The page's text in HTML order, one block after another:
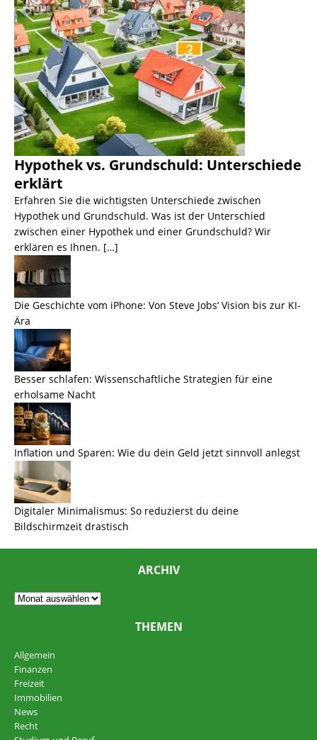
Hypothek vs. Grundschuld: Unterschiede
erklärt
Erfahren Sie die wichtigsten Unterschiede zwischen
Hypothek und Grundschuld. Was ist der Unterschied
zwischen einer Hypothek und einer Grundschuld? Wir
erklären es Ihnen. […]
Die Geschichte vom iPhone: Von Steve Jobs‘ Vision bis zur KI-
Ära
Besser schlafen: Wissenschaftliche Strategien für eine
erholsame Nacht
Inflation und Sparen: Wie du dein Geld jetzt sinnvoll anlegst
Digitaler Minimalismus: So reduzierst du deine
Bildschirmzeit drastisch
ARCHIV
THEMEN
Allgemein
Finanzen
Freizeit
Immobilien
News
Recht